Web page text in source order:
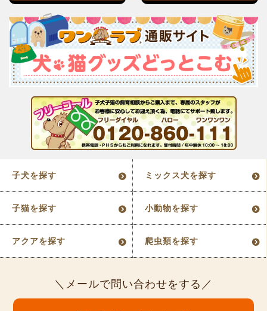
子犬を探す ミックス犬を探す
子猫を探す 小動物を探す
アクアを探す 爬虫類を探す
メールで問い合わせをする